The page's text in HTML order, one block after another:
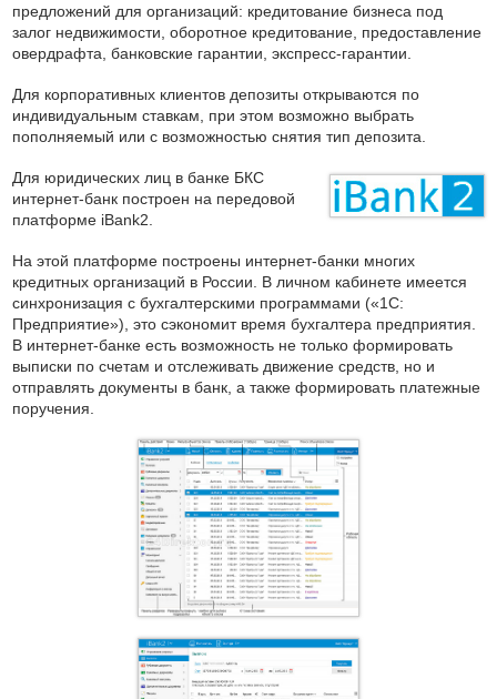
предложений для организаций: кредитование бизнеса под
залог недвижимости, оборотное кредитование, предоставление
овердрафта, банковские гарантии, экспресс-гарантии.
Для корпоративных клиентов депозиты открываются по
индивидуальным ставкам, при этом возможно выбрать
пополняемый или с возможностью снятия тип депозита.
Для юридических лиц в банке БКС
интернет-банк построен на передовой
платформе iBank2.
На этой платформе построены интернет-банки многих
кредитных организаций в России. В личном кабинете имеется
синхронизация с бухгалтерскими программами («1С:
Предприятие»), это сэкономит время бухгалтера предприятия.
В интернет-банке есть возможность не только формировать
выписки по счетам и отслеживать движение средств, но и
отправлять документы в банк, а также формировать платежные
поручения.